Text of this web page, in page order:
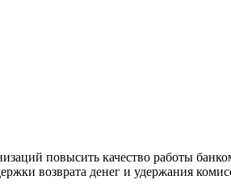
повысить качество работы
возврата денег и удержания